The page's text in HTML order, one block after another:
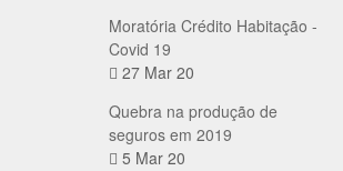
Moratória Crédito Habitação -
Covid 19
27 Mar 20
Quebra na produção de
seguros em 2019
5 Mar 20